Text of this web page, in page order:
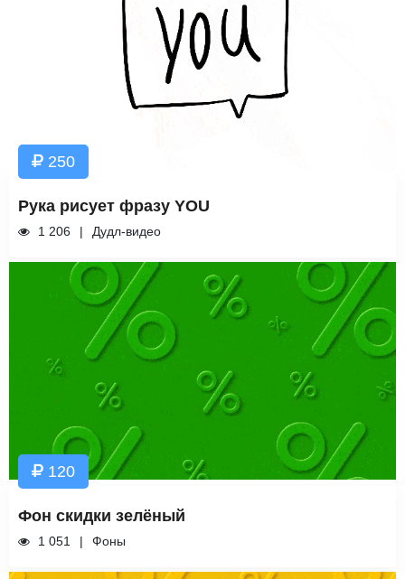
250
Рука рисует фразу YOU
1 206 Дудл-видео
120
Фон скидки зелёный
1 051 Фоны